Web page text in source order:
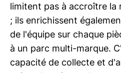
limitent pas à accroître
; ils enrichissent
de l'équipe sur chaque
à un parc multi-marque.
capacité de collecte et